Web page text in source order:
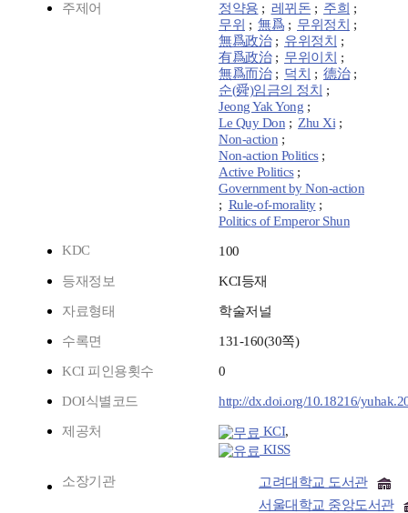
주제어 정약용 ; 레뀌돈 ; 주희 ;
무위 ; 無爲 ; 무위정치 ;
無爲政治; 유위정치 ;
有爲政治; 무위이치 ;
無爲而治; 덕치 ; 德治;
순(舜)임금의 정치 ;
Jeong Yak Yong ;
Le Quy Don ; Zhu Xi;
Non-action ;
Non-action Politics;
Active Politics;
Government by Non-action
; Rule-of-morality;
Politics of Emperor Shun
KDC
100
등재정보 KCI등재
자료형태 학술저널
수록면 131-160(30쪽)
KCI 피인용횟수 0
DOI식별코드 http://dx.doi.org/10.18216/
제공처 KCI,
KISS
소장기관
고려대학교 도서관
서울대학교 중앙도서관